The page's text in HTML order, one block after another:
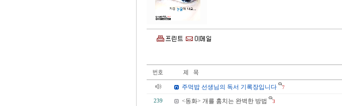
주먹밥 선생님의 독서 기록장입니다 7
239 <동화> 개를 훔치는 완벽한 방법 3